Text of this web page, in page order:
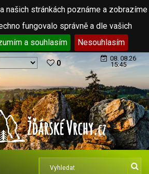
našich stránkách poznáme a zobrazíme
fungovalo správně a dle vašich
a souhlasím Nesouhlasím
0
08. 08.26
15:45